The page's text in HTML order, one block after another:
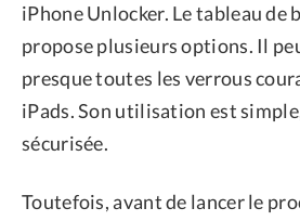
iPhone Unlocker. Le tableau de
propose plusieurs options. Il
presque toutes les verrous
iPads. Son utilisation est
sécurisée.
Toutefois, avant de lancer le